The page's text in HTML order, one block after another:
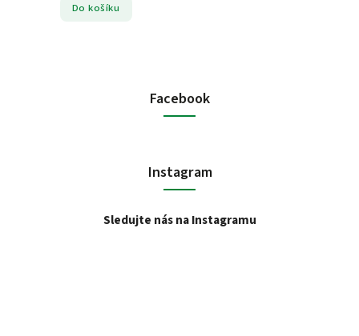
Do košíku
Facebook
Instagram
Sledujte nás na Instagramu